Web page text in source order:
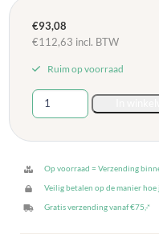
€93,08
€112,63 incl. BTW
Ruim op voorraad
Polydron
Natuur
Blokken
12-
delig
aantal
Op voorraad = Verzending
Veilig betalen op de manier
Gratis verzending vanaf €75,-*